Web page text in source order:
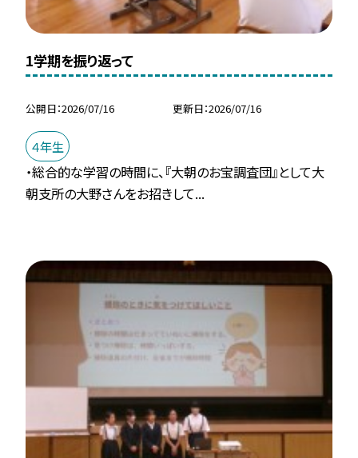
1学期を振り返って
公開日 2026/07/16 更新日 2026/07/16
４年生
・総合的な学習の時間に、『大朝のお宝調査団』として大
朝支所の大野さんをお招きして...